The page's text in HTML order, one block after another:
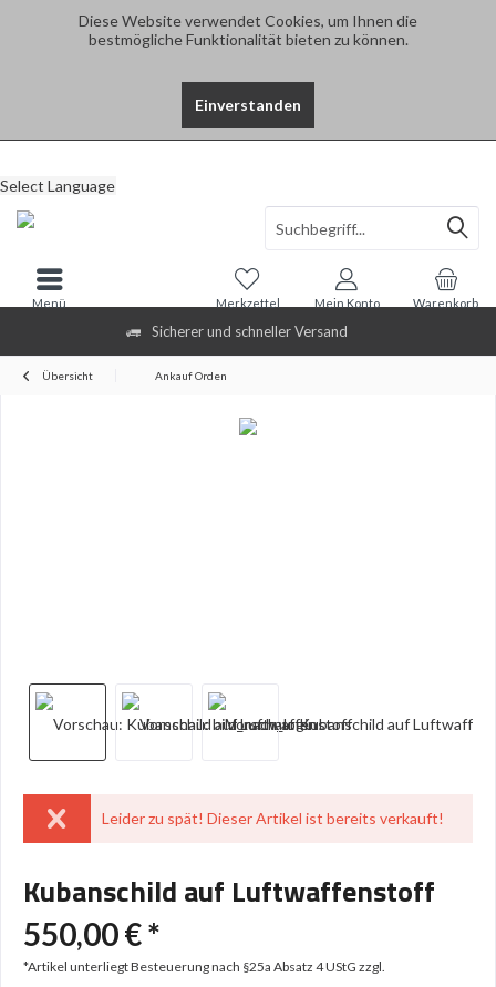
Diese Website verwendet Cookies, um Ihnen die
bestmögliche Funktionalität bieten zu können.
Einverstanden
Sicherer und schneller Versand
Select Language
Warenkorb
Merkzettel Mein Konto
Menü
Übersicht Ankauf Orden
Leider zu spät! Dieser Artikel ist bereits verkauft!
Kubanschild auf Luftwaffenstoff
550,00 € *
*Artikel unterliegt Besteuerung nach §25a Absatz 4 UStG zzgl.